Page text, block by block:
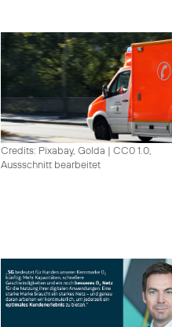
Credits: Pixabay, Golda | CC0 1.0,
Aussschnitt bearbeitet